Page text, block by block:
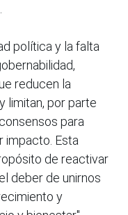
política y la falta
reducen la
limitan, por parte
para
impacto. Esta
de reactivar
deber de unirnos
y